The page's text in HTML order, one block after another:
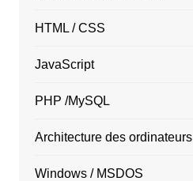
HTML / CSS
JavaScript
PHP /MySQL
Architecture des ordinateurs
Windows / MSDOS